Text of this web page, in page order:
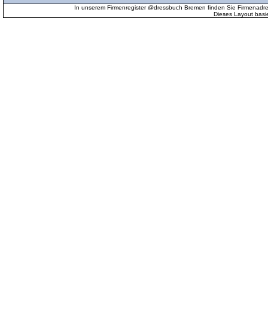
In unserem Firmenregister @dressbuch Bremen finden Sie
Dieses Layout